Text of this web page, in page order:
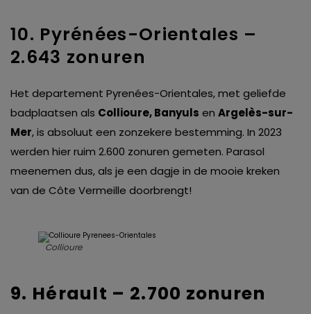
10. Pyrénées-Orientales –
2.643 zonuren
Het departement Pyrenées-Orientales, met geliefde
badplaatsen als Collioure, Banyuls en Argelès-sur-
Mer, is absoluut een zonzekere bestemming. In 2023
werden hier ruim 2.600 zonuren gemeten. Parasol
meenemen dus, als je een dagje in de mooie kreken
van de Côte Vermeille doorbrengt!
Collioure
9. Hérault – 2.700 zonuren